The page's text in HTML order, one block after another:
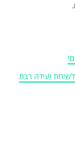
ועידה רבת